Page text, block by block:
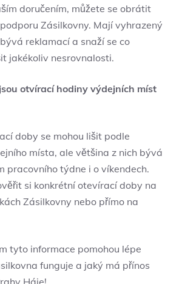
doručením, můžete se obrátit
Zásilkovny. Mají vyhrazený
reklamací a snaží se co
jakékoliv nesrovnalosti.
otvírací hodiny výdejních míst
doby se mohou lišit podle
místa, ale většina z nich bývá
pracovního týdne i o víkendech.
si konkrétní otevírací doby na
Zásilkovny nebo přímo na
tyto informace pomohou lépe
funguje a jaký má přínos